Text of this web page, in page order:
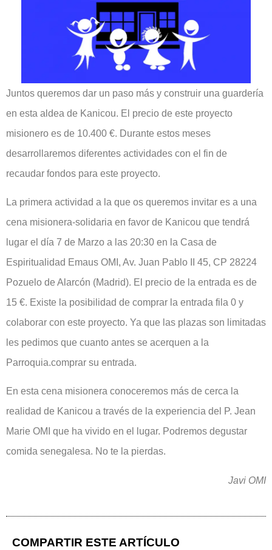
Juntos queremos dar un paso más y construir una guardería
en esta aldea de Kanicou. El precio de este proyecto
misionero es de 10.400 €. Durante estos meses
desarrollaremos diferentes actividades con el fin de
recaudar fondos para este proyecto.
La primera actividad a la que os queremos invitar es a una
cena misionera-solidaria en favor de Kanicou que tendrá
lugar el día 7 de Marzo a las 20:30 en la Casa de
Espiritualidad Emaus OMI, Av. Juan Pablo II 45, CP 28224
Pozuelo de Alarcón (Madrid). El precio de la entrada es de
15 €. Existe la posibilidad de comprar la entrada fila 0 y
colaborar con este proyecto. Ya que las plazas son limitadas
les pedimos que cuanto antes se acerquen a la
Parroquia.comprar su entrada.
En esta cena misionera conoceremos más de cerca la
realidad de Kanicou a través de la experiencia del P. Jean
Marie OMI que ha vivido en el lugar. Podremos degustar
comida senegalesa. No te la pierdas.
Javi OMI
COMPARTIR ESTE ARTÍCULO